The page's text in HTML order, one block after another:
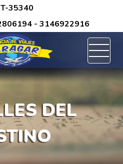
35340
- 3146922916
DEL